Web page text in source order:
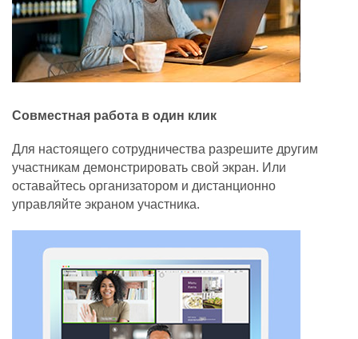
Совместная работа в один клик
Для настоящего сотрудничества разрешите другим
участникам демонстрировать свой экран. Или
оставайтесь организатором и дистанционно
управляйте экраном участника.